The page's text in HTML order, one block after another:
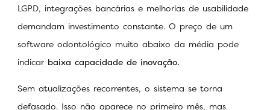
LGPD, integrações bancárias e melhorias de usabilidade
demandam investimento constante. O preço de um
software odontológico muito abaixo da média pode
indicar baixa capacidade de inovação.
Sem atualizações recorrentes, o sistema se torna
defasado. Isso não aparece no primeiro mês, mas